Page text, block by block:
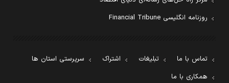
روزنامه انگلیسی Financial Tribune
تماس با ما تبلیغات اشتراک
سرپرستی استان ها
همکاری با ما